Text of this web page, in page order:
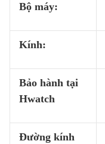
Bộ máy:
Kính:
Bảo hành tại
Hwatch
Đường kính